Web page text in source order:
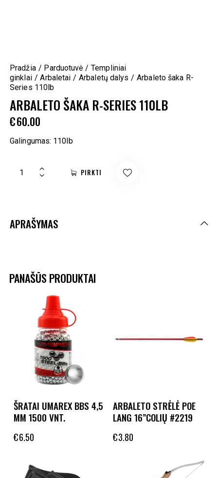
Pradžia Parduotuvė
Templiniai
ginklai
Arbaletai Arbaletų dalys
Arbaleto šaka R-
Series 110lb
ARBALETO ŠAKA R-SERIES 110LB
€60.00
Galingumas: 110lb
PIRKTI
APRAŠYMAS
PANAŠŪS PRODUKTAI
ŠRATAI UMAREX BBS 4,5
MM 1500 VNT.
€6.50
ARBALETO STRĖLĖ POE
LANG 16”COLIŲ #2219
€3.80